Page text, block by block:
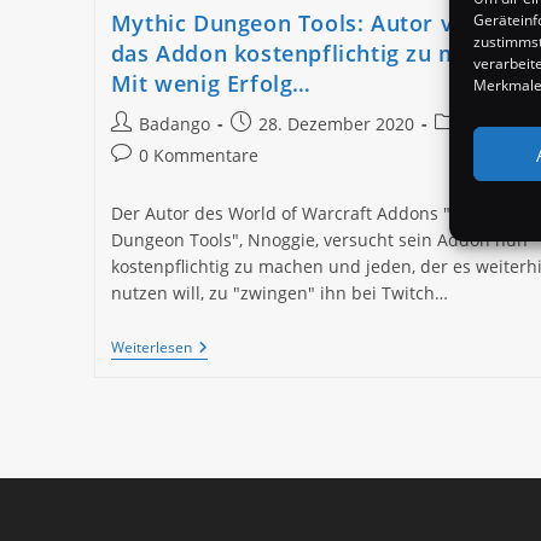
Mythic Dungeon Tools: Autor versucht
das Addon kostenpflichtig zu machen.
Mit wenig Erfolg…
Beitrags-
Autor:
Badango
Beitrag
veröffentlicht:
28. Dezember 2020
Beitrags-
News
Beitrags-
0 Kommentare
Der Autor des World of Warcraft Addons "Mythic
Dungeon Tools", Nnoggie, versucht sein Addon nun
kostenpflichtig zu machen und jeden, der es
nutzen will, zu "zwingen" ihn bei Twitch…
WeiterlesenMythic
Dungeon
Kostenpflichtig